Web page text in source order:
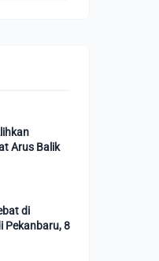
Arus Balik
di
Pekanbaru, 8